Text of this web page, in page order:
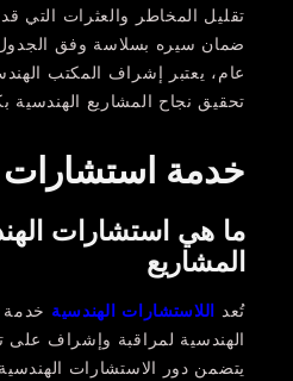
تقليل المخاطر والعثرات التي
ضمان سيره بسلاسة وفق
عام، يعتبر إشراف المكتب
تحقيق نجاح المشاريع الهندسية
خدمة استشارات
ما هي استشارات
المشاريع
تُعد اللاستشارات الهندسية خدمة
الهندسية لمراقبة وإشراف على
يتضمن دور الاستشارات